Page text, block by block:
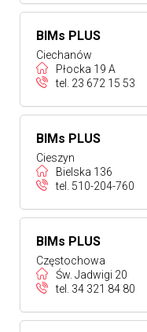
BIMs PLUS
Ciechanów
Płocka 19 A
tel. 23 672 15 53
BIMs PLUS
Cieszyn
Bielska 136
tel. 510-204-760
BIMs PLUS
Częstochowa
Św. Jadwigi 20
tel. 34 321 84 80